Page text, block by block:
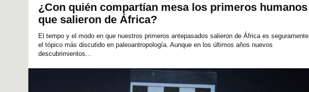
¿Con quién compartían mesa los primeros humanos
que salieron de África?
El tempo y el modo en que nuestros primeros antepasados ​​salieron de África es seguramente
el tópico más discutido en paleoantropología. Aunque en los últimos años nuevos
descubrimientos...